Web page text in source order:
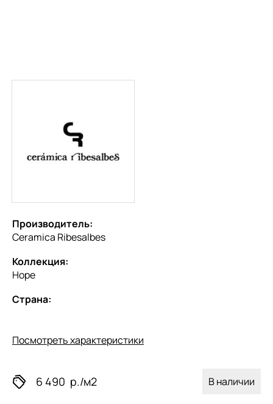
Производитель:
Ceramica Ribesalbes
Коллекция:
Hope
Страна:
Посмотреть характеристики
6 490 р./м2 В наличии